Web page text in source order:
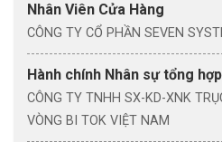
Nhân Viên Cửa Hàng
CÔNG TY CỔ PHẦN SEVEN
Hành chính Nhân sự tổng hợp
CÔNG TY TNHH SX-KD-XNK
VÒNG BI TOK VIỆT NAM